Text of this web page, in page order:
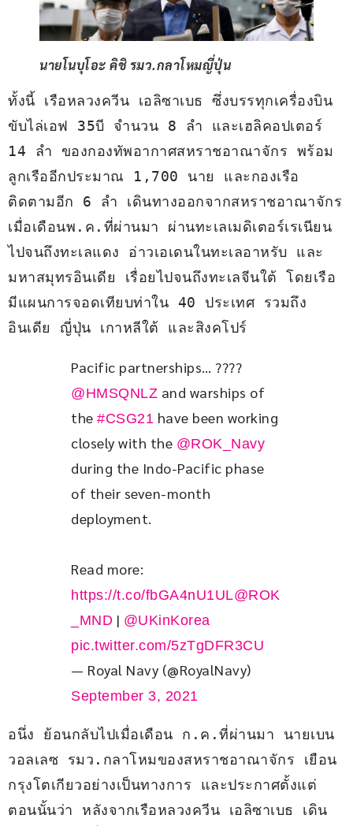
นายโนบุโอะ คิชิ รมว.กลาโหมญี่ปุ่น
ทั้งนี้ เรือหลวงควีน เอลิซาเบธ ซึ่งบรรทุกเครื่องบิน
ขับไล่เอฟ 35บี จำนวน 8 ลำ และเฮลิคอปเตอร์
14 ลำ ของกองทัพอากาศสหราชอาณาจักร พร้อม
ลูกเรืออีกประมาณ 1,700 นาย และกองเรือ
ติดตามอีก 6 ลำ เดินทางออกจากสหราชอาณาจักร
เมื่อเดือนพ.ค.ที่ผ่านมา ผ่านทะเลเมดิเตอร์เรเนียน
ไปจนถึงทะเลแดง อ่าวเอเดนในทะเลอาหรับ และ
มหาสมุทรอินเดีย เรื่อยไปจนถึงทะเลจีนใต้ โดยเรือ
มีแผนการจอดเทียบท่าใน 40 ประเทศ รวมถึง
อินเดีย ญี่ปุ่น เกาหลีใต้ และสิงคโปร์
Pacific partnerships… ????
@HMSQNLZ and warships of
the #CSG21 have been working
closely with the @ROK_Navy
during the Indo-Pacific phase
of their seven-month
deployment.
Read more:
https://t.co/fbGA4nU1UL@ROK
_MND | @UKinKorea
pic.twitter.com/5zTgDFR3CU
— Royal Navy (@RoyalNavy)
September 3, 2021
อนึ่ง ย้อนกลับไปเมื่อเดือน ก.ค.ที่ผ่านมา นายเบน
วอลเลซ รมว.กลาโหมของสหราชอาณาจักร เยือน
กรุงโตเกียวอย่างเป็นทางการ และประกาศตั้งแต่
ตอนนั้นว่า หลังจากเรือหลวงควีน เอลิซาเบธ เดิน